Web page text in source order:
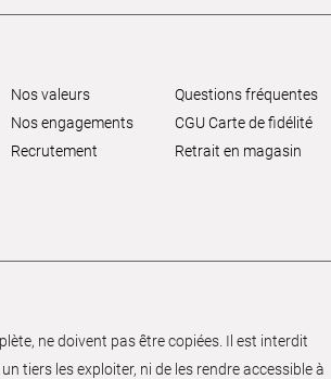
Nos valeurs
Nos engagements
Recrutement
Questions fréquentes
CGU Carte de fidélité
Retrait en magasin
ne doivent pas être copiées. Il est interdit
tiers les exploiter, ni de les rendre accessible à